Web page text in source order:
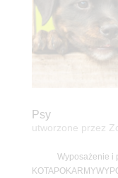
Psy
utworzone przez
Wyposażenie i